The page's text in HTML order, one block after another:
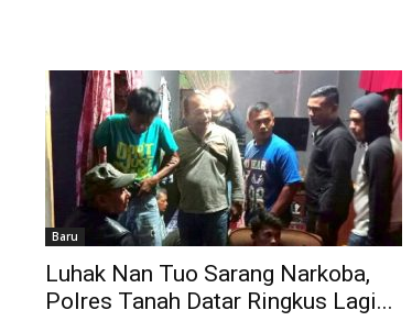
Baru
Luhak Nan Tuo Sarang Narkoba,
Polres Tanah Datar Ringkus Lagi...